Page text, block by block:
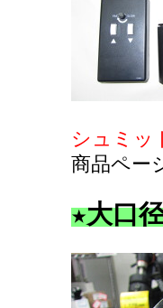
シュミッ
商品ペー
★大口